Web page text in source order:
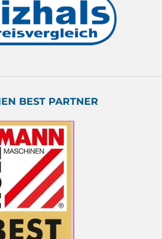
BEST PARTNER